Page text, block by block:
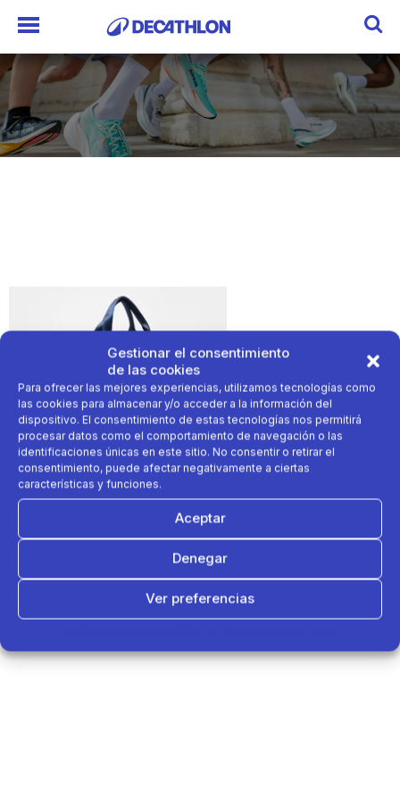
Gestionar el consentimiento
de las cookies
Para ofrecer las mejores experiencias, utilizamos tecnologías como
las cookies para almacenar y/o acceder a la información del
dispositivo. El consentimiento de estas tecnologías nos permitirá
procesar datos como el comportamiento de navegación o las
identificaciones únicas en este sitio. No consentir o retirar el
consentimiento, puede afectar negativamente a ciertas
características y funciones.
Aceptar
Denegar
Ver preferencias